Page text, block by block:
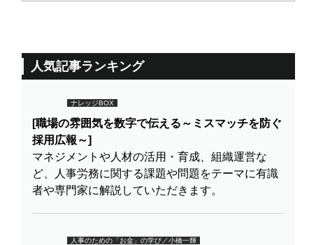
人気記事ランキング
ナレッジBOX
[職場の雰囲気を数字で伝える～ミスマッチを防ぐ
採用広報～]
マネジメントや人材の活用・育成、組織運営な
ど、人事労務に関する課題や問題をテーマに有識
者や専門家に解説していただきます。
人事のための「お金」の学び／小橋一輝